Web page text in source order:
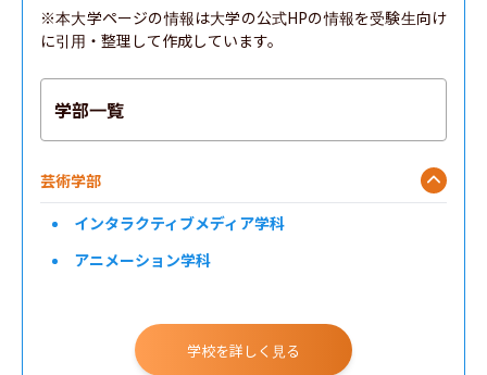
※本大学ページの情報は大学の公式HPの情報を受験生向け
に引用・整理して作成しています。
学部一覧
芸術学部
インタラクティブメディア学科
アニメーション学科
学校を詳しく見る